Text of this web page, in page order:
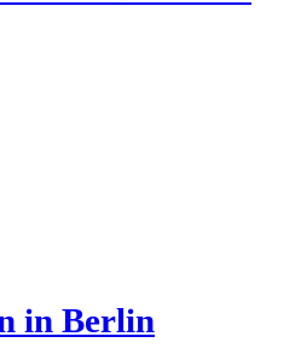
in Berlin